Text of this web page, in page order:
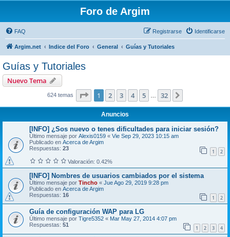
Foro de Argim
FAQ Identificarse
Registrarse
Argim.net Indice del Foro General Guías y Tutoriales
Guías y Tutoriales
Nuevo Tema
624 temas Página de 32
1 2 3 4 5 32
Anuncios
[INFO] ¿Sos nuevo o tenes dificultades para iniciar sesión?
Último mensaje por Alexis0159 « Vie Sep 29, 2023 10:15 am
Publicado en Acerca de Argim
Respuestas: 23 1 2
Valoración: 0.42%
[INFO] Nombres de usuarios cambiados por el sistema
Último mensaje por Tincho « Jue Ago 29, 2019 9:28 pm
Publicado en Acerca de Argim
Respuestas: 16 1 2
Guía de configuración WAP para LG
Último mensaje por Tigre5352 « Mar May 27, 2014 4:07 pm
Respuestas: 51 1 2 3 4